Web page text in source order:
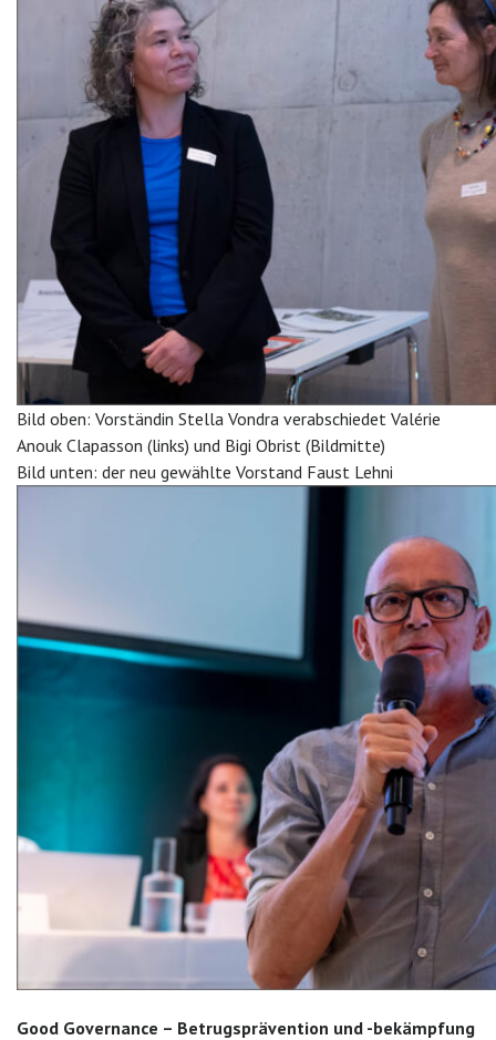
Bild oben: Vorständin Stella Vondra verabschiedet Valérie
Anouk Clapasson (links) und Bigi Obrist (Bildmitte)
Bild unten: der neu gewählte Vorstand Faust Lehni
Good Governance – Betrugsprävention und -bekämpfung